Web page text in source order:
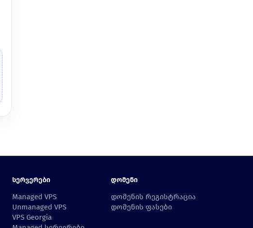
Სერვერები
Managed VPS
Unmanaged VPS
VPS Georgia
Დომენი
დომენის რეგისტრაცია
დომენის ფასები